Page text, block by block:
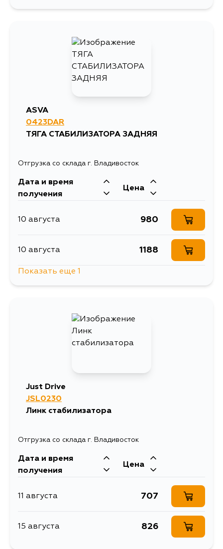
ASVA
0423DAR
ТЯГА СТАБИЛИЗАТОРА ЗАДНЯЯ
Отгрузка со склада г. Владивосток
Дата и время
получения
Цена
10 августа 980
10 августа 1188
Показать еще 1
Just Drive
JSL0230
Линк стабилизатора
Отгрузка со склада г. Владивосток
Дата и время
получения
Цена
11 августа 707
15 августа 826